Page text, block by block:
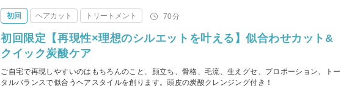
初回 ヘアカット トリートメント 70分
初回限定【再現性×理想のシルエットを叶える】似合わせカット&
クイック炭酸ケア
ご自宅で再現しやすいのはもちろんのこと、顔立ち、骨格、毛流、生えグセ、プロポーション、トー
タルバランスで似合うヘアスタイルを創ります。頭皮の炭酸クレンジング付き！